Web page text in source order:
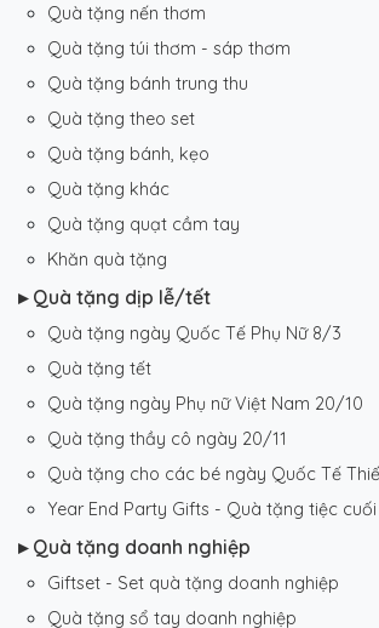
Quà tặng nến thơm
Quà tặng túi thơm - sáp thơm
Quà tặng bánh trung thu
Quà tặng theo set
Quà tặng bánh, kẹo
Quà tặng khác
Quà tặng quạt cầm tay
Khăn quà tặng
▸ Quà tặng dịp lễ/tết
Quà tặng ngày Quốc Tế Phụ Nữ 8/3
Quà tặng tết
Quà tặng ngày Phụ nữ Việt Nam 20/10
Quà tặng thầy cô ngày 20/11
Quà tặng cho các bé ngày Quốc Tế
Year End Party Gifts - Quà tặng tiệc
▸ Quà tặng doanh nghiệp
Giftset - Set quà tặng doanh nghiệp
Quà tặng sổ tay doanh nghiệp